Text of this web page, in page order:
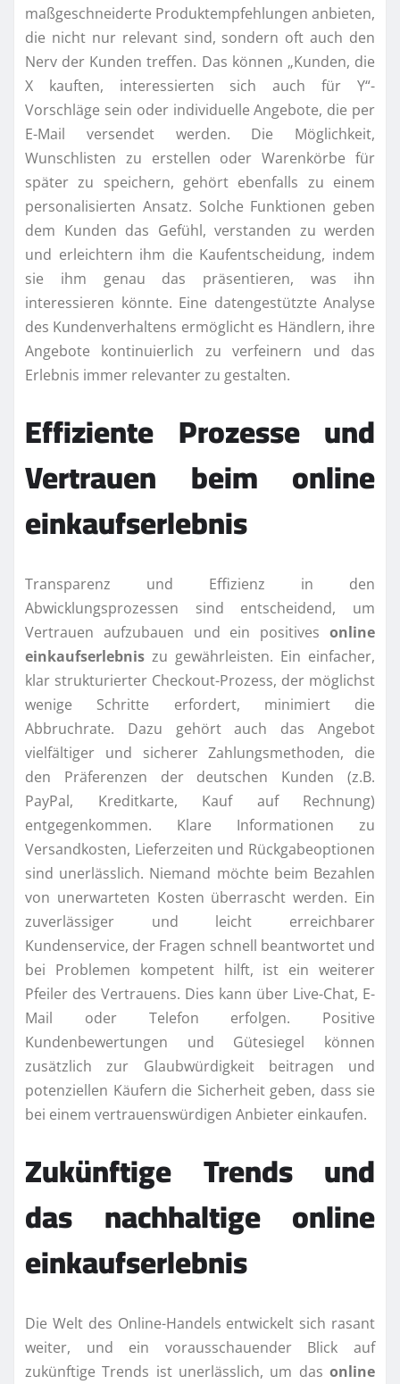
maßgeschneiderte Produktempfehlungen anbieten,
die nicht nur relevant sind, sondern oft auch den
Nerv der Kunden treffen. Das können „Kunden, die
X kauften, interessierten sich auch für Y“-
Vorschläge sein oder individuelle Angebote, die per
E-Mail versendet werden. Die Möglichkeit,
Wunschlisten zu erstellen oder Warenkörbe für
später zu speichern, gehört ebenfalls zu einem
personalisierten Ansatz. Solche Funktionen geben
dem Kunden das Gefühl, verstanden zu werden
und erleichtern ihm die Kaufentscheidung, indem
sie ihm genau das präsentieren, was ihn
interessieren könnte. Eine datengestützte Analyse
des Kundenverhaltens ermöglicht es Händlern, ihre
Angebote kontinuierlich zu verfeinern und das
Erlebnis immer relevanter zu gestalten.
Effiziente Prozesse und
Vertrauen beim online
einkaufserlebnis
Transparenz und Effizienz in den
Abwicklungsprozessen sind entscheidend, um
Vertrauen aufzubauen und ein positives online
einkaufserlebnis zu gewährleisten. Ein einfacher,
klar strukturierter Checkout-Prozess, der möglichst
wenige Schritte erfordert, minimiert die
Abbruchrate. Dazu gehört auch das Angebot
vielfältiger und sicherer Zahlungsmethoden, die
den Präferenzen der deutschen Kunden (z.B.
PayPal, Kreditkarte, Kauf auf Rechnung)
entgegenkommen. Klare Informationen zu
Versandkosten, Lieferzeiten und Rückgabeoptionen
sind unerlässlich. Niemand möchte beim Bezahlen
von unerwarteten Kosten überrascht werden. Ein
zuverlässiger und leicht erreichbarer
Kundenservice, der Fragen schnell beantwortet und
bei Problemen kompetent hilft, ist ein weiterer
Pfeiler des Vertrauens. Dies kann über Live-Chat, E-
Mail oder Telefon erfolgen. Positive
Kundenbewertungen und Gütesiegel können
zusätzlich zur Glaubwürdigkeit beitragen und
potenziellen Käufern die Sicherheit geben, dass sie
bei einem vertrauenswürdigen Anbieter einkaufen.
Zukünftige Trends und
das nachhaltige online
einkaufserlebnis
Die Welt des Online-Handels entwickelt sich rasant
weiter, und ein vorausschauender Blick auf
zukünftige Trends ist unerlässlich, um das online